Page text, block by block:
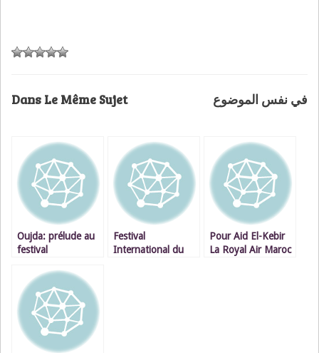
Dans Le Même Sujet في نفس الموضوع
Oujda: prélude au
festival
RAI Le groupe
américain – MC
RAI – à Oujda
Festival
International du
Pour Aid El-Kebir
La Royal Air Maroc